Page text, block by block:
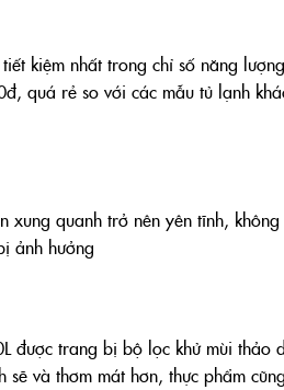
kiệm nhất trong chỉ số năng
quá rẻ so với các mẫu tủ lạnh
quanh trở nên yên tĩnh,
ảnh hưởng
được trang bị bộ lọc khử mùi thảo
và thơm mát hơn, thực phẩm